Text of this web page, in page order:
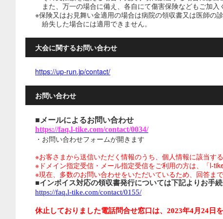
また、万一の場合に備え、各自にて傷害保険などもご加入
※保険又はお見舞い金適用の場合は病院の領収書又は医師の
紛失した場合には適用できません。
大会に関するお問い合わせ
https://up-run.jp/contact/
お問い合わせ
■メールによるお問い合わせ
https://faq.l-tike.com/contact/0034/
・お問い合わせフォームが開きます
※お客さまから送信いただく情報のうち、個人情報に該当す
※ドメイン指定受信・メール指定受信をご利用の方は、「l-
※現在、多数のお問い合わせをいただいているため、回答ま
■インボイス対応の領収書発行については下記よりお手続
https://faq.l-tike.com/contact/0155/
休止しておりました電話問合せ窓口は、2023年4月24日